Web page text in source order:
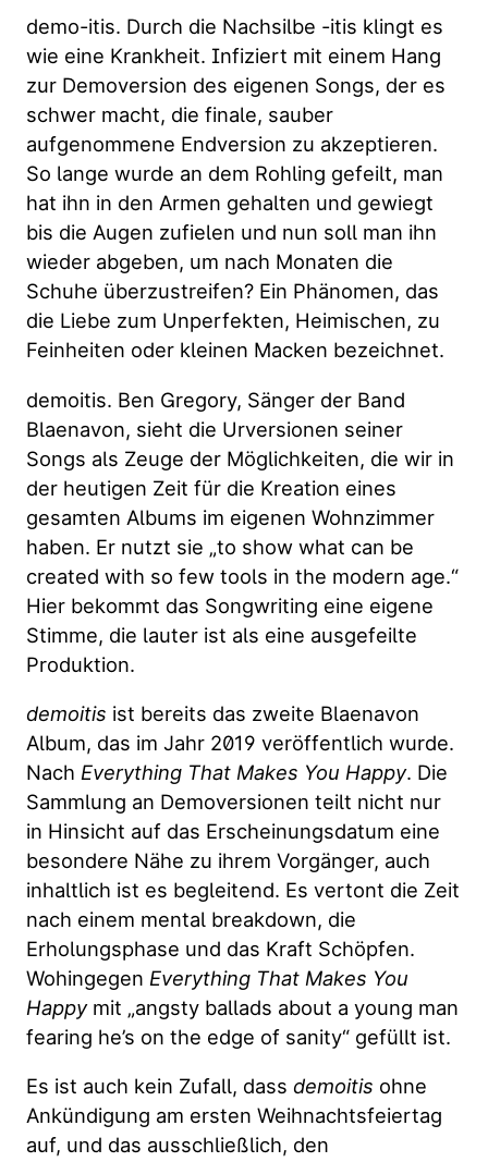
demo-itis. Durch die Nachsilbe -itis klingt es
wie eine Krankheit. Infiziert mit einem Hang
zur Demoversion des eigenen Songs, der es
schwer macht, die finale, sauber
aufgenommene Endversion zu akzeptieren.
So lange wurde an dem Rohling gefeilt, man
hat ihn in den Armen gehalten und gewiegt
bis die Augen zufielen und nun soll man ihn
wieder abgeben, um nach Monaten die
Schuhe überzustreifen? Ein Phänomen, das
die Liebe zum Unperfekten, Heimischen, zu
Feinheiten oder kleinen Macken bezeichnet.
demoitis. Ben Gregory, Sänger der Band
Blaenavon, sieht die Urversionen seiner
Songs als Zeuge der Möglichkeiten, die wir in
der heutigen Zeit für die Kreation eines
gesamten Albums im eigenen Wohnzimmer
haben. Er nutzt sie „to show what can be
created with so few tools in the modern age.“
Hier bekommt das Songwriting eine eigene
Stimme, die lauter ist als eine ausgefeilte
Produktion.
demoitis ist bereits das zweite Blaenavon
Album, das im Jahr 2019 veröffentlich wurde.
Nach Everything That Makes You Happy. Die
Sammlung an Demoversionen teilt nicht nur
in Hinsicht auf das Erscheinungsdatum eine
besondere Nähe zu ihrem Vorgänger, auch
inhaltlich ist es begleitend. Es vertont die Zeit
nach einem mental breakdown, die
Erholungsphase und das Kraft Schöpfen.
Wohingegen Everything That Makes You
Happymit „angsty ballads about a young man
fearing he’s on the edge of sanity“ gefüllt ist.
Es ist auch kein Zufall, dassdemoitis ohne
Ankündigung am ersten Weihnachtsfeiertag
auf, und das ausschließlich, den